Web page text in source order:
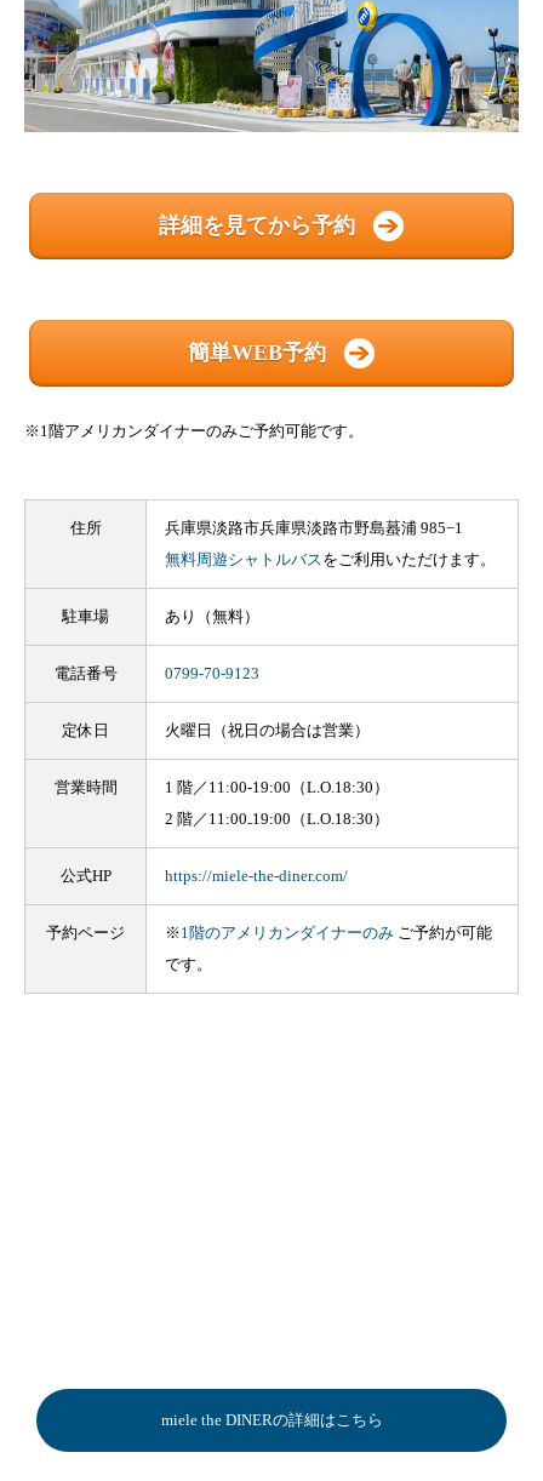
詳細を見てから予約
簡単WEB予約
※1階アメリカンダイナーのみご予約可能です。
住所
兵庫県淡路市兵庫県淡路市野島蟇浦 985−1
無料周遊シャトルバス をご利用いただけます。
駐車場 あり（無料）
電話番号 0799-70-9123
定休日 火曜日（祝日の場合は営業）
営業時間
1 階／11:00-19:00（L.O.18:30）
2 階／11:00₋19:00（L.O.18:30）
公式HP https://miele-the-diner.com/
予約ページ ※ 1階のアメリカンダイナーのみ ご予約が可能
です。
miele the DINERの詳細はこちら